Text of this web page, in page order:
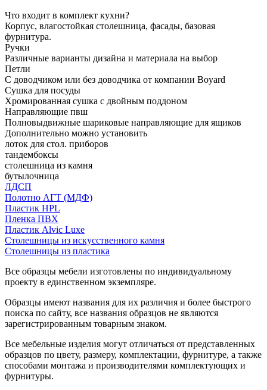
Что входит в комплект кухни?
Корпус, влагостойкая столешница, фасады, базовая
фурнитура.
Ручки
Различные варианты дизайна и материала на выбор
Петли
С доводчиком или без доводчика от компании Boyard
Сушка для посуды
Хромированная сушка с двойным поддоном
Направляющие пвш
Полновыдвижные шариковые направляющие для ящиков
Дополнительно можно установить
лоток для стол. приборов
тандембоксы
столешница из камня
бутылочница
ЛДСП
Полотно АГТ (МДФ)
Пластик HPL
Пленка ПВХ
Пластик Alvic Luxe
Столешницы из искусственного камня
Столешницы из пластика
Все образцы мебели изготовлены по индивидуальному
проекту в единственном экземпляре.
Образцы имеют названия для их различия и более быстрого
поиска по сайту, все названия образцов не являются
зарегистрированным товарным знаком.
Все мебельные изделия могут отличаться от представленных
образцов по цвету, размеру, комплектации, фурнитуре, а также
способами монтажа и производителями комплектующих и
фурнитуры.